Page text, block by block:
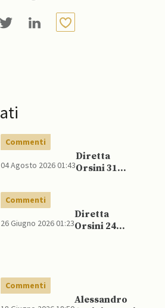
Commenti
04 Agosto 2026 01:43
Diretta
Orsini 31
Commenti
26 Giugno 2026 01:23
Diretta
Orsini 24
Commenti
Alessandro